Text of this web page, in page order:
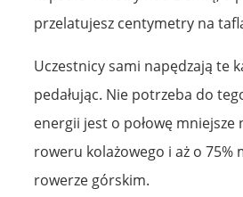
przelatujesz centymetry na
Uczestnicy sami napędzają te
pedałując. Nie potrzeba do
energii jest o połowę mniejsze
roweru kolażowego i aż o 75%
rowerze górskim.